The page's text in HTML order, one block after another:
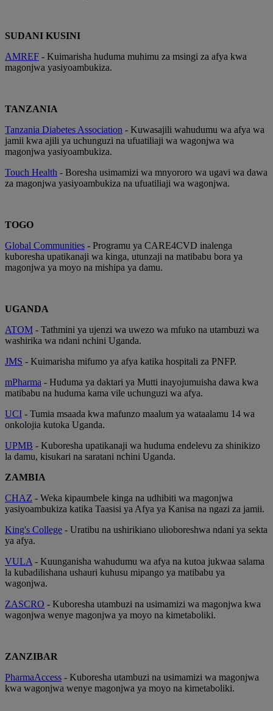
SUDANI KUSINI
AMREF - Kuimarisha huduma muhimu za msingi za afya kwa
magonjwa yasiyoambukiza.
TANZANIA
Tanzania Diabetes Association - Kuwasajili wahudumu wa afya wa
jamii kwa ajili ya uchunguzi na ufuatiliaji wa wagonjwa wa
magonjwa yasiyoambukiza.
Touch Health - Boresha usimamizi wa mnyororo wa ugavi wa dawa
za magonjwa yasiyoambukiza na ufuatiliaji wa wagonjwa.
TOGO
Global Communities - Programu ya CARE4CVD inalenga
kuboresha upatikanaji wa kinga, utunzaji na matibabu bora ya
magonjwa ya moyo na mishipa ya damu.
UGANDA
ATOM - Tathmini ya ujenzi wa uwezo wa mfuko na utambuzi wa
washirika wa ndani nchini Uganda.
JMS - Kuimarisha mifumo ya afya katika hospitali za PNFP.
mPharma - Huduma ya daktari ya Mutti inayojumuisha dawa kwa
matibabu na huduma kama vile uchunguzi wa afya.
UCI - Tumia msaada kwa mafunzo maalum ya wataalamu 14 wa
onkolojia kutoka Uganda.
UPMB - Kuboresha upatikanaji wa huduma endelevu za shinikizo
la damu, kisukari na saratani nchini Uganda.
ZAMBIA
CHAZ - Weka kipaumbele kinga na udhibiti wa magonjwa
yasiyoambukiza katika Taasisi ya Afya ya Kanisa na ngazi za jamii.
King's College - Uratibu na ushirikiano ulioboreshwa ndani ya sekta
ya afya.
VULA - Kuunganisha wahudumu wa afya na kutoa jukwaa salama
la kubadilishana ushauri kuhusu mipango ya matibabu ya
wagonjwa.
ZASCRO - Kuboresha utambuzi na usimamizi wa magonjwa kwa
wagonjwa wenye magonjwa ya moyo na kimetaboliki.
ZANZIBAR
PharmaAccess - Kuboresha utambuzi na usimamizi wa magonjwa
kwa wagonjwa wenye magonjwa ya moyo na kimetaboliki.